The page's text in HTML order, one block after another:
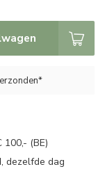
(BE)
, dezelfde dag